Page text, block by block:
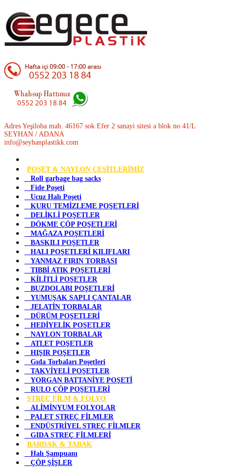
Adres Yeşiloba mah. 46167 sok Efer 2 sanayi sitesi a blok no 41/L
SEYHAN / ADANA
info@seyhanplastikk.com
POŞET & NAYLON ÇEŞİTLERİMİZ
Roll garbage bag sacks
Fide Poşeti
Ucuz Halı Poşeti
KURU TEMİZLEME POŞETLERİ
DELİKLİ POŞETLER
DÖKME ÇÖP POŞETLERİ
MAĞAZA POŞETLERİ
BASKILI POŞETLER
HALI POŞETLERİ KILIFLARI
YANMAZ FIRIN TORBASI
TIBBİ ATIK POŞETLERİ
KİLİTLİ POŞETLER
BUZDOLABI POŞETLERİ
YUMUŞAK SAPLI ÇANTALAR
JELATİN TORBALAR
DÜRÜM POŞETLERİ
HEDİYELİK POŞETLER
NAYLON TORBALAR
ATLET POŞETLER
HIŞIR POŞETLER
Gıda Torbaları Poşetleri
TAKVİYELİ POŞETLER
YORGAN BATTANİYE POŞETİ
RULO ÇÖP POŞETLERİ
STREÇ FİLM & FOLYO
ALİMİNYUM FOLYOLAR
PALET STREÇ FİLMLER
ENDÜSTRİYEL STREÇ FİLMLER
GIDA STREÇ FİLMLERİ
BARDAK & TABAK
Halı Şampuanı
ÇÖP ŞİŞLER